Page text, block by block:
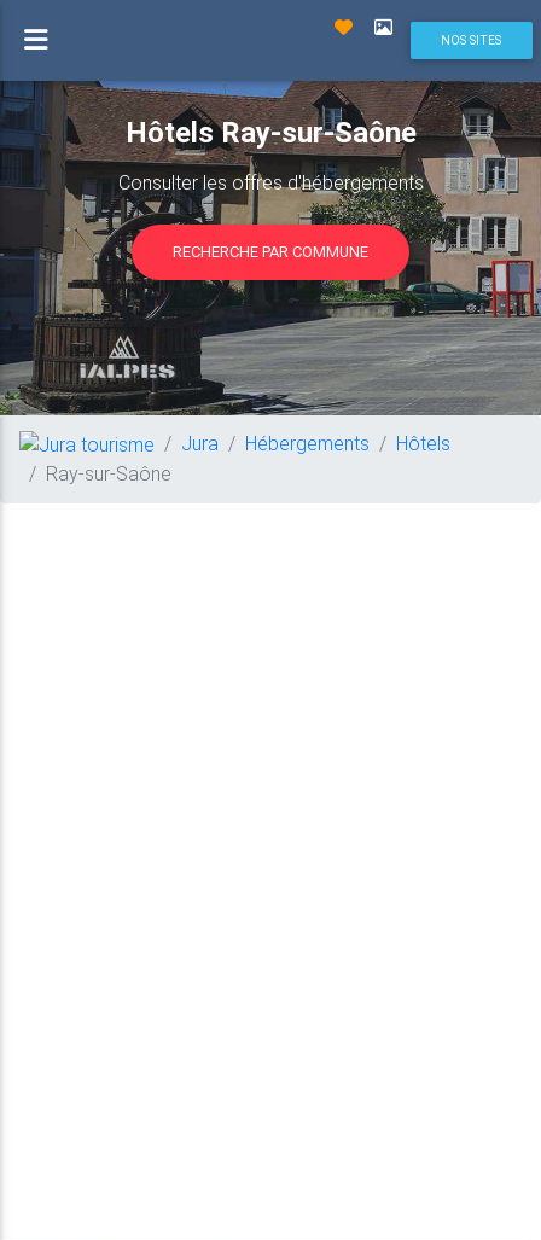
NOS SITES
Hôtels Ray-sur-Saône
Consulter les offres d'hébergements
RECHERCHE PAR COMMUNE
Jura Hébergements
Hôtels
Ray-sur-Saône